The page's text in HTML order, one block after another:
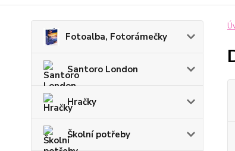
Fotoalba, Fotorámečky
Santoro London
Hračky
Školní potřeby